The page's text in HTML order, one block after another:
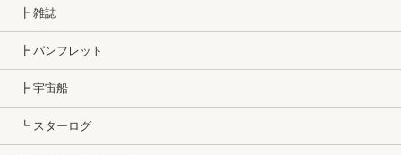
┣ 雑誌
┣ パンフレット
┣ 宇宙船
┗ スターログ